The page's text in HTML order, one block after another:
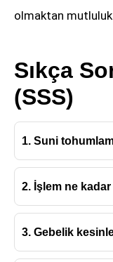
olmaktan mutluluk
Sıkça
(SSS)
1. Suni
2. İşlem ne
3. Gebelik